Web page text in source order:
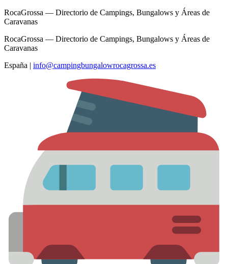
RocaGrossa — Directorio de Campings, Bungalows y Áreas de
Caravanas
RocaGrossa — Directorio de Campings, Bungalows y Áreas de
Caravanas
España | info@campingbungalowrocagrossa.es